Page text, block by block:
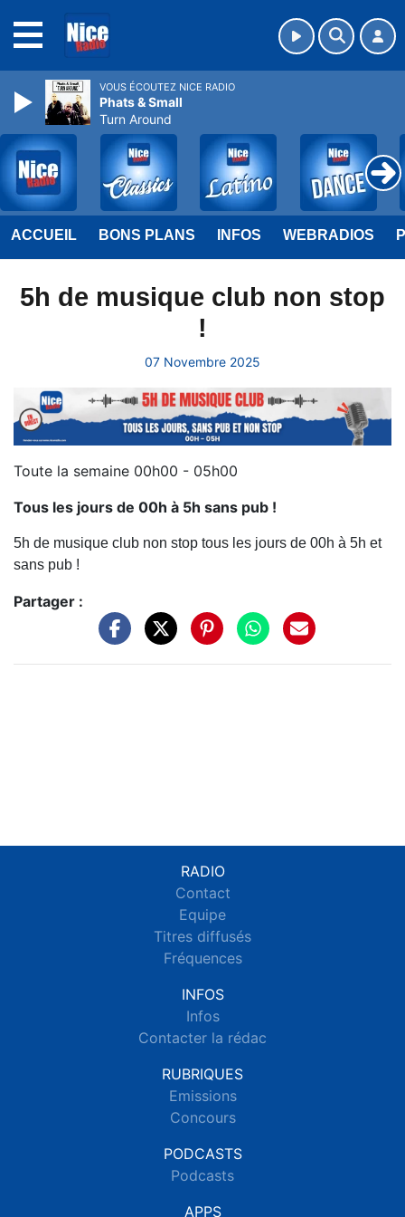
ACCUEIL BONS PLANS INFOS WEBRADIOS
5h de musique club non stop
!
07 Novembre 2025
Toute la semaine 00h00 - 05h00
Tous les jours de 00h à 5h sans pub !
5h de musique club non stop tous les jours de 00h à 5h et
sans pub !
Partager :
RADIO
Contact
Equipe
Titres diffusés
Fréquences
INFOS
Infos
Contacter la rédac
RUBRIQUES
Emissions
Concours
PODCASTS
Podcasts
APPS
VOUS ÉCOUTEZ NICE RADIO
Phats & Small
Turn Around